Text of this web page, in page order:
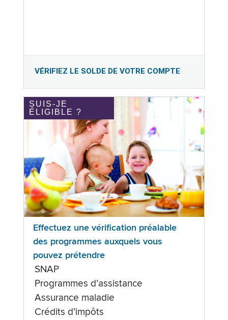
VÉRIFIEZ LE SOLDE DE VOTRE COMPTE
SUIS-JE
ÉLIGIBLE ?
Effectuez une vérification préalable
des programmes auxquels vous
pouvez prétendre
SNAP
Programmes d’assistance
Assurance maladie
Crédits d’impôts